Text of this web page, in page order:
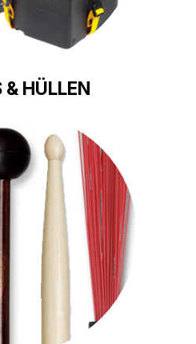
& HÜLLEN